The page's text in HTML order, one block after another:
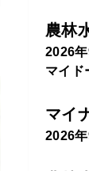
農林
2026
マイド
マイ
2026